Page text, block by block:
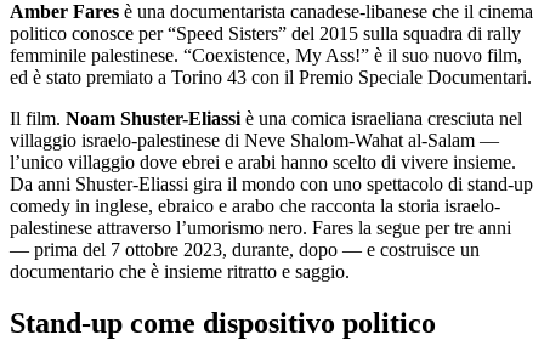
Amber Fares è una documentarista canadese-libanese che il cinema
politico conosce per “Speed Sisters” del 2015 sulla squadra di rally
femminile palestinese. “Coexistence, My Ass!” è il suo nuovo film,
ed è stato premiato a Torino 43 con il Premio Speciale Documentari.
Il film. Noam Shuster-Eliassiè una comica israeliana cresciuta nel
villaggio israelo-palestinese di Neve Shalom-Wahat al-Salam —
l’unico villaggio dove ebrei e arabi hanno scelto di vivere insieme.
Da anni Shuster-Eliassi gira il mondo con uno spettacolo di stand-up
comedy in inglese, ebraico e arabo che racconta la storia israelo-
palestinese attraverso l’umorismo nero. Fares la segue per tre anni
— prima del 7 ottobre 2023, durante, dopo — e costruisce un
documentario che è insieme ritratto e saggio.
Stand-up come dispositivo politico